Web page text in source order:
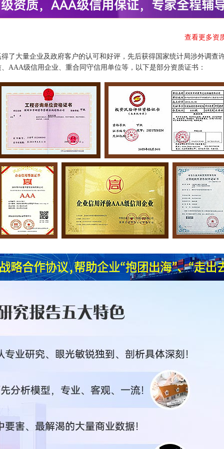
查看更多资
了大量企业及政府客户的认可和好评，先后获得国家统计局涉外调查
AAA级信用企业、重合同守信用单位等，以下是部分资质证书：